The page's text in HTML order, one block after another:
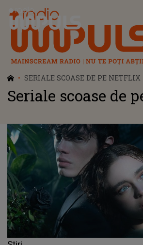
Radio Impuls
SERIALE SCOASE DE PE NETFLIX
Seriale scoase de